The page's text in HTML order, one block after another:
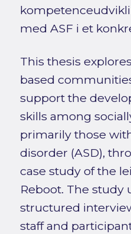
med ASF i et
This thesis
based
support the
skills among
primarily those
disorder (ASD),
case study of the
Reboot. The study
structured
staff and